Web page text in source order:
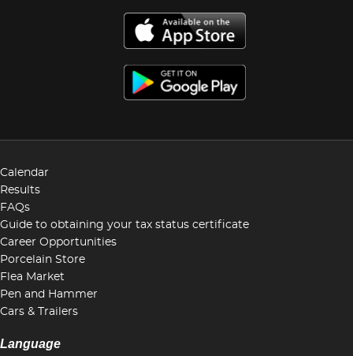
Calendar
Results
FAQs
Guide to obtaining your tax status certificate
Career Opportunities
Porcelain Store
Flea Market
Pen and Hammer
Cars & Trailers
Language